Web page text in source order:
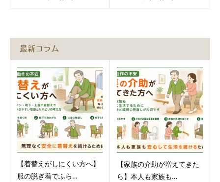
最新コラム
【着替えがしにくい方へ】
服の脱ぎ着でふら…
【家族の介助が増えてきた
ら】本人も家族も…